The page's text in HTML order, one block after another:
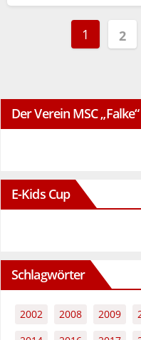
der
1 2
Der Verein MSC „Falke“
E-Kids Cup
Schlagwörter
2002 2008 2009